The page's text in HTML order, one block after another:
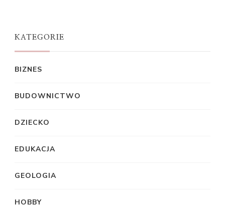
KATEGORIE
BIZNES
BUDOWNICTWO
DZIECKO
EDUKACJA
GEOLOGIA
HOBBY